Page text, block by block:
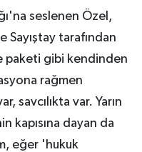
seslenen Özel,
Sayıştay tarafından
paketi gibi kendinden
rağmen
savcılıkta var. Yarın
kapısına dayan da
eğer 'hukuk